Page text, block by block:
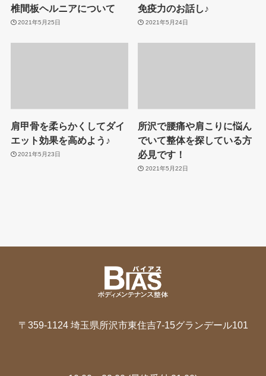
椎間板ヘルニアについて
2021年5月25日
免疫力のお話し♪
2021年5月24日
肩甲骨を柔らかくしてダイ
エット効果を高めよう♪
2021年5月23日
所沢で腰痛や肩こりに悩ん
でいて整体を探している方
必見です！
2021年5月22日
〒359-1124 埼玉県所沢市東住吉7-15グランデール101